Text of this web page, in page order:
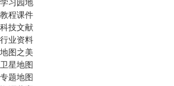
教程课件
科技文献
行业资料
地图之美
卫星地图
专题地图